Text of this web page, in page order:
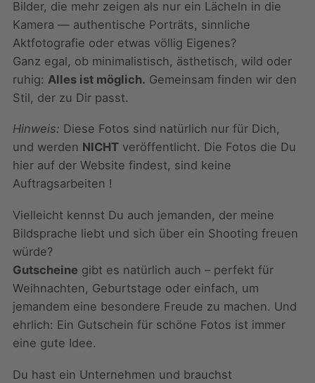
Bilder, die mehr zeigen als nur ein Lächeln in die
Kamera — authentische Porträts, sinnliche
Aktfotografie oder etwas völlig Eigenes?
Ganz egal, ob minimalistisch, ästhetisch, wild oder
ruhig: Alles ist möglich. Gemeinsam finden wir den
Stil, der zu Dir passt.
Hinweis: Diese Fotos sind natürlich nur für Dich,
und werden NICHTveröffentlicht. Die Fotos die Du
hier auf der Website findest, sind keine
Auftragsarbeiten !
Vielleicht kennst Du auch jemanden, der meine
Bildsprache liebt und sich über ein Shooting freuen
würde?
Gutscheine gibt es natürlich auch – perfekt für
Weihnachten, Geburtstage oder einfach, um
jemandem eine besondere Freude zu machen. Und
ehrlich: Ein Gutschein für schöne Fotos ist immer
eine gute Idee.
Du hast ein Unternehmen und brauchst